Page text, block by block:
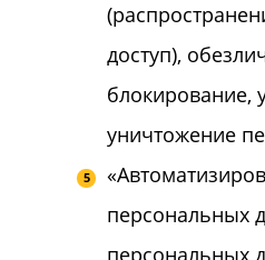
доступ),
блокирование,
уничтожение
персональных
персональных